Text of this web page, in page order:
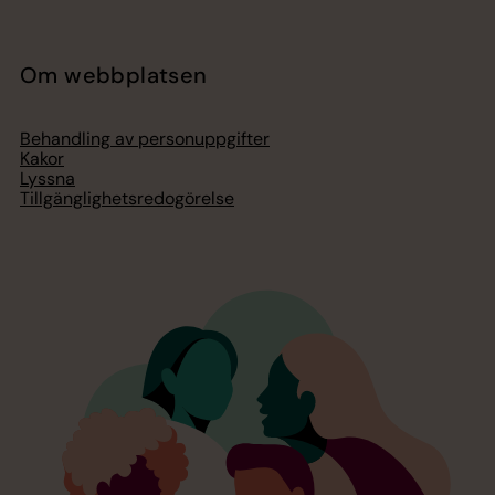
Om webbplatsen
Behandling av personuppgifter
Kakor
Lyssna
Tillgänglighetsredogörelse